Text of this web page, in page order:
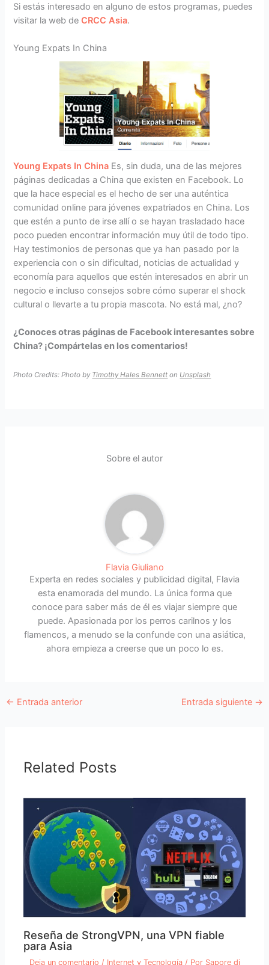
Si estás interesado en alguno de estos programas, puedes
visitar la web deCRCC Asia.
Young Expats In China
Young Expats In China Es, sin duda, una de las mejores
páginas dedicadas a China que existen en Facebook. Lo
que la hace especial es el hecho de ser una auténtica
comunidad online para jóvenes expatriados en China. Los
que estén a punto de irse allí o se hayan trasladado hace
poco pueden encontrar información muy útil de todo tipo.
Hay testimonios de personas que ya han pasado por la
experiencia con o sin dificultad, noticias de actualidad y
economía para aquellos que estén interesados en abrir un
negocio e incluso consejos sobre cómo superar el shock
cultural o llevarte a tu propia mascota. No está mal, ¿no?
¿Conoces otras páginas de Facebook interesantes sobre
China? ¡Compártelas en los comentarios!
Photo Credits: Photo by Timothy Hales Bennett on Unsplash
Sobre el autor
Flavia Giuliano
Experta en redes sociales y publicidad digital, Flavia
esta enamorada del mundo. La única forma que
conoce para saber más de él es viajar siempre que
puede. Apasionada por los perros carilnos y los
flamencos, a menudo se la confunde con una asiática,
ahora empieza a creerse que un poco lo es.
← Entrada anterior Entrada siguiente →
Related Posts
Reseña de StrongVPN, una VPN fiable
para Asia
Deja un comentario / Internet y Tecnología/ Por Sapore di